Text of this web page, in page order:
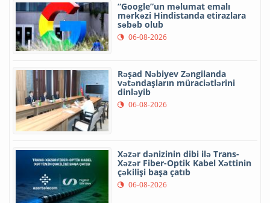
“Google”un məlumat emalı
mərkəzi Hindistanda etirazlara
səbəb olub
06-08-2026
Rəşad Nəbiyev Zəngilanda
vətəndaşların müraciətlərini
dinləyib
06-08-2026
Xəzər dənizinin dibi ilə Trans-
Xəzər Fiber-Optik Kabel Xəttinin
çəkilişi başa çatıb
06-08-2026